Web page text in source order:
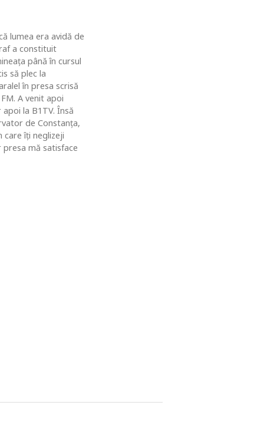
lumea era avidă de
a constituit
până în cursul
să plec la
în presa scrisă
A venit apoi
la B1TV. Însă
de Constanţa,
care îţi neglizeji
presa mă satisface